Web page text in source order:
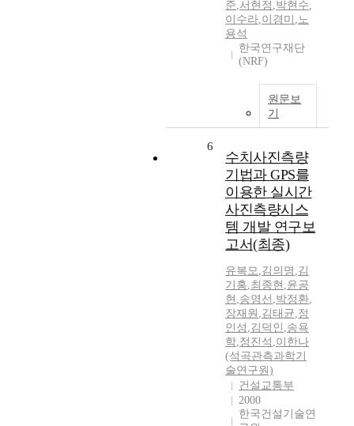
준,서현정 ,박현수,
이수라,이경미 ,노
용석
한국연구재단
(NRF)
원문보
기
6
수치사진측량
기법과 GPS를
이용한 실시간
사진측량시스
템 개발 연구보
고서(최종)
유복모,김의명 ,김
기홍,최종현 ,윤공
현 ,송영선 ,박정환,
장재원 ,김태균,정
인성 ,김덕인 ,송욕
학,정진석 ,이한나
(석곡관측과학기
술연구원)
건설교통부
2000
한국건설기술연